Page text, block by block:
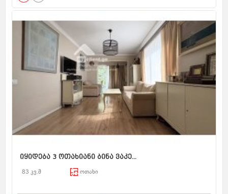
იყიდება 3 ოთახიანი ბინა ვაკე...
83 კვ.მ ოთახი